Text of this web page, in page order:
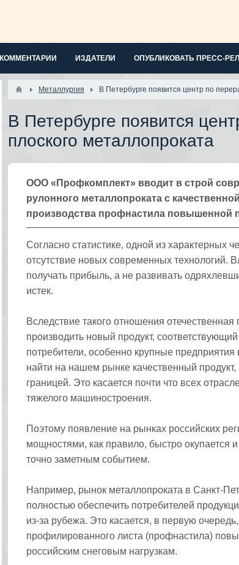
КОММЕНТАРИИ ИЗДАТЕЛИ ОПУБЛИКОВАТЬ ПРЕСС-
Металлургия В Петербурге появится центр по
В Петербурге появится
плоского металлопроката
ООО «Профкомплект» вводит в строй
рулонного металлопроката с
производства профнастила повышенной
Согласно статистике, одной из характерных
отсутствие новых современных технологий.
получать прибыль, а не развивать
истек.
Вследствие такого отношения
производить новый продукт,
потребители, особенно крупные предприятия
найти на нашем рынке качественный продукт,
границей. Это касается почти что всех
тяжелого машиностроения.
Поэтому появление на рынках российских
мощностями, как правило, быстро окупается
точно заметным событием.
Например, рынок металлопроката в Санкт-
полностью обеспечить потребителей
из-за рубежа. Это касается, в первую
профилированного листа (профнастила)
российским снеговым нагрузкам.